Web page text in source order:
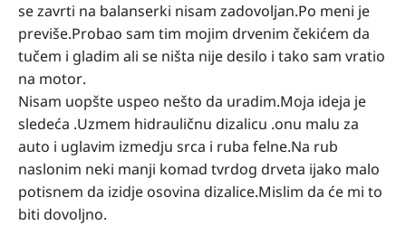
se zavrti na balanserki nisam zadovoljan.Po meni je
previše.Probao sam tim mojim drvenim čekićem da
tučem i gladim ali se ništa nije desilo i tako sam vratio
na motor.
Nisam uopšte uspeo nešto da uradim.Moja ideja je
sledeća .Uzmem hidrauličnu dizalicu .onu malu za
auto i uglavim izmedju srca i ruba felne.Na rub
naslonim neki manji komad tvrdog drveta ijako malo
potisnem da izidje osovina dizalice.Mislim da će mi to
biti dovoljno.